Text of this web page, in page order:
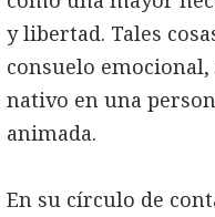
y libertad. Tales
consuelo
nativo en una
animada.
En su círculo de